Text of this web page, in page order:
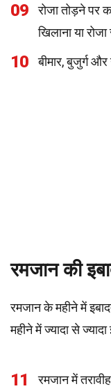
09
रोजा तोड़ने पर
खिलाना या
10 बीमार, बुजुर्ग
रमजान की
रमजान के महीने में
महीने में ज्यादा से
11 रमजान में